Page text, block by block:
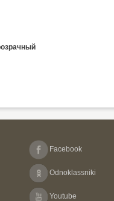
Facebook
Odnoklassniki
Youtube